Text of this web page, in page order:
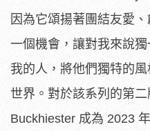
因為它頌揚著團結友愛
一個機會，讓對我來說
我的人，將他們獨特的
世界。對於該系列的第
Buckhiester 成為 2023